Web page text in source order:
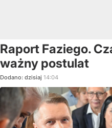
Raport Faziego.
ważny postulat
Dodano: dzisiaj 14:04